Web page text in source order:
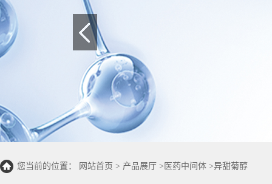
您当前的位置： 网站首页 > 产品展厅 > 医药中间体 >异甜菊醇